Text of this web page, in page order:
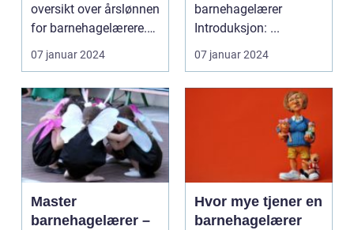
oversikt over årslønnen
for barnehagelærere.
Vi vil g...
07 januar 2024
barnehagelærer
Introduksjon: ...
07 januar 2024
Master
barnehagelærer –
Hvor mye tjener en
barnehagelærer